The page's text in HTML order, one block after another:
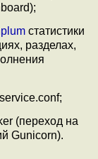
статистики
разделах,
(переход на
Gunicorn).